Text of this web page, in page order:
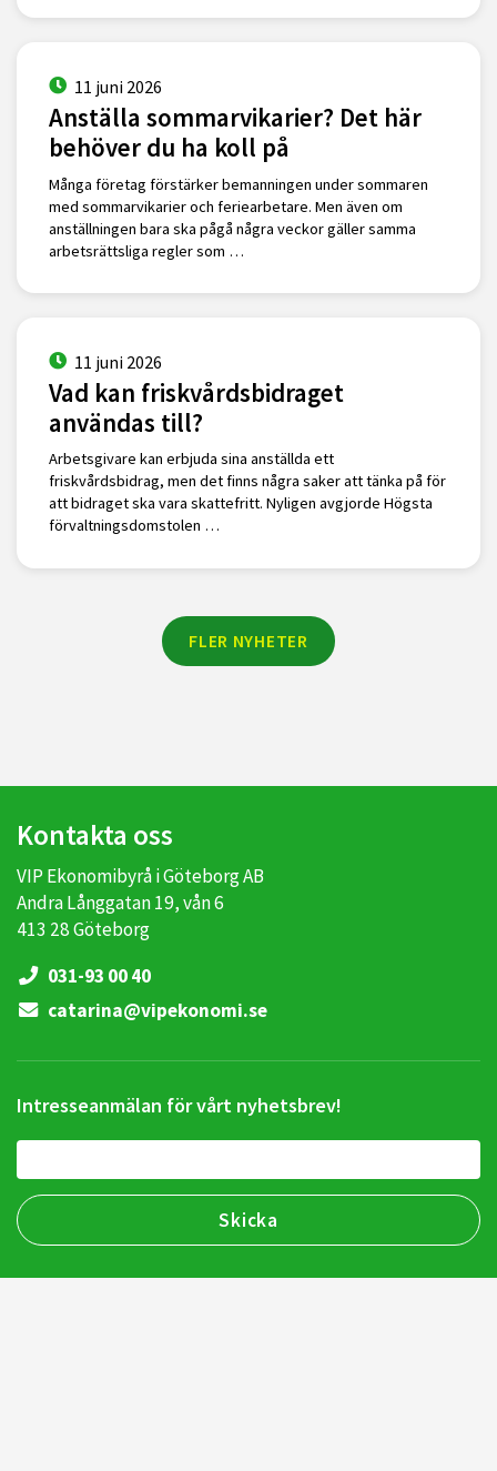
11 juni 2026
Anställa sommarvikarier? Det här
behöver du ha koll på
Många företag förstärker bemanningen under sommaren
med sommarvikarier och feriearbetare. Men även om
anställningen bara ska pågå några veckor gäller samma
arbetsrättsliga regler som …
11 juni 2026
Vad kan friskvårdsbidraget
användas till?
Arbetsgivare kan erbjuda sina anställda ett
friskvårdsbidrag, men det finns några saker att tänka på för
att bidraget ska vara skattefritt. Nyligen avgjorde Högsta
förvaltningsdomstolen …
FLER NYHETER
Kontakta oss
VIP Ekonomibyrå i Göteborg AB
Andra Långgatan 19, vån 6
413 28 Göteborg
031-93 00 40
catarina@vipekonomi.se
Intresseanmälan för vårt nyhetsbrev!